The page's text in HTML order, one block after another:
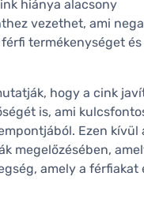
hiánya alacsony
vezethet, ami
termékenységet
hogy a cink
is, ami
Ezen kívül
megelőzésében,
amely a férfiakat